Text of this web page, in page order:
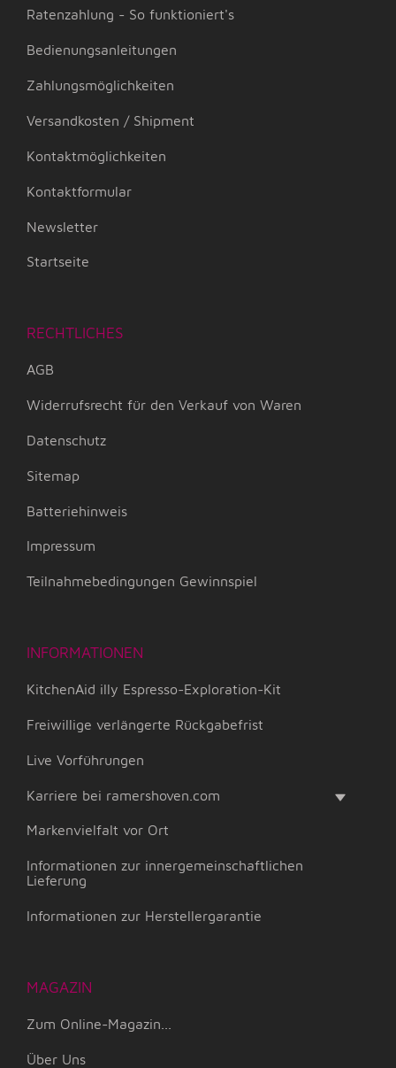
Ratenzahlung - So funktioniert's
Bedienungsanleitungen
Zahlungsmöglichkeiten
Versandkosten / Shipment
Kontaktmöglichkeiten
Kontaktformular
Newsletter
Startseite
RECHTLICHES
AGB
Widerrufsrecht für den Verkauf von Waren
Datenschutz
Sitemap
Batteriehinweis
Impressum
Teilnahmebedingungen Gewinnspiel
INFORMATIONEN
KitchenAid illy Espresso-Exploration-Kit
Freiwillige verlängerte Rückgabefrist
Live Vorführungen
Karriere bei ramershoven.com
Markenvielfalt vor Ort
Informationen zur innergemeinschaftlichen
Lieferung
Informationen zur Herstellergarantie
MAGAZIN
Zum Online-Magazin...
Über Uns